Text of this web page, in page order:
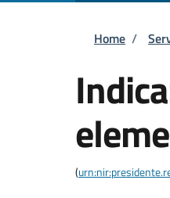
Home /
(